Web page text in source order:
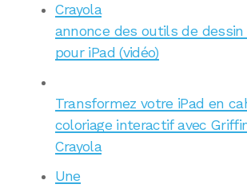
Crayola
annonce des outils de
pour iPad (vidéo)
Transformez votre iPad en
coloriage interactif avec
Crayola
Une